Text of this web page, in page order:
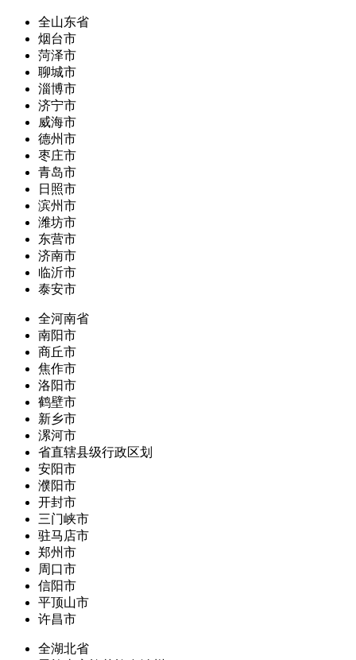
全山东省
烟台市
菏泽市
聊城市
淄博市
济宁市
威海市
德州市
枣庄市
青岛市
日照市
滨州市
潍坊市
东营市
济南市
临沂市
泰安市
全河南省
南阳市
商丘市
焦作市
洛阳市
鹤壁市
新乡市
漯河市
省直辖县级行政区划
安阳市
濮阳市
开封市
三门峡市
驻马店市
郑州市
周口市
信阳市
平顶山市
许昌市
全湖北省